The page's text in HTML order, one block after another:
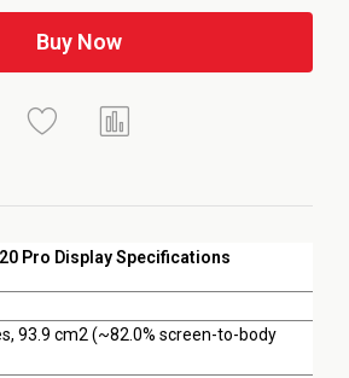
Pro Display Specifications
93.9 cm2 (~82.0% screen-to-body
Buy Now